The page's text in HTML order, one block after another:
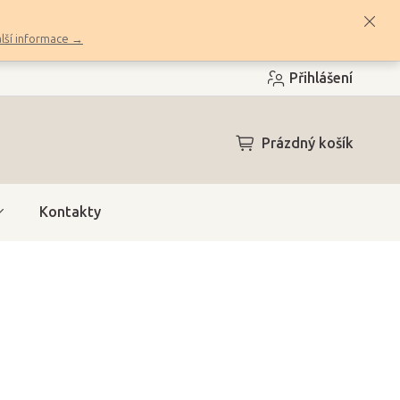
informace →
Přihlášení
NÁKUPNÍ
Prázdný košík
Kontakty